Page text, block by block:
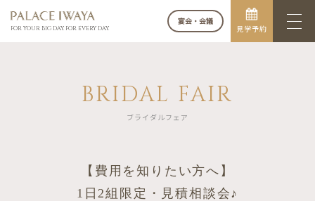
FOR YOUR BIG DAY. FOR EVERY DAY.
宴会・会議
見学予約
BRIDAL FAIR
ブライダルフェア
【費用を知りたい方へ】
1日2組限定・見積相談会♪